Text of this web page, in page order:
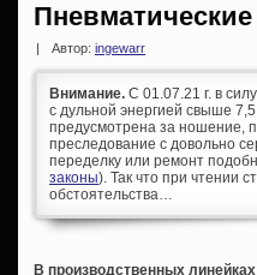
| Автор: ingewarr
Внимание. С 01.07.21 г. в
с дульной энергией свыше
предусмотрена за ношение,
преследование с довольно
переделку или ремонт
законы). Так что при чтении
обстоятельства…
В производственных